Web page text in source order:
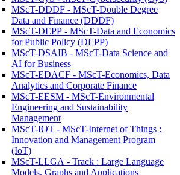
MScT-DDDF - MScT-Double Degree
Data and Finance (DDDF)
MScT-DEPP - MScT-Data and Economics
for Public Policy (DEPP)
MScT-DSAIB - MScT-Data Science and
AI for Business
MScT-EDACF - MScT-Economics, Data
Analytics and Corporate Finance
MScT-EESM - MScT-Environmental
Engineering and Sustainability
Management
MScT-IOT - MScT-Internet of Things :
Innovation and Management Program
(IoT)
MScT-LLGA - Track : Large Language
Models, Graphs and Applications